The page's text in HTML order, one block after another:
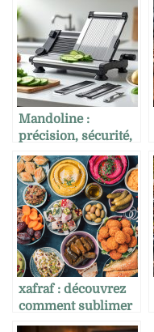
Mandoline :
précision, sécurité,
accessoires à avoir
xafraf : découvrez
comment sublimer
vos plats grâce à ce